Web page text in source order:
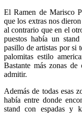
El Ramen de Marisco
que los extras nos
al contrario que en el
puestos había un
pasillo de artistas por si
palomitas estilo
Bastante más zonas
admitir.
Además de todas esas
había entre donde
stand con espadas y